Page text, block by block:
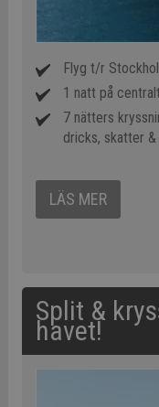
Flyg t/r
1 natt på
7 nätters
dricks, skatter
LÄS MER
Split &
havet!